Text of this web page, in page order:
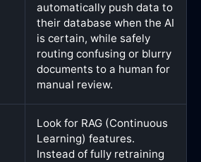
automatically push data to
their database when the AI
is certain, while safely
routing confusing or blurry
documents to a human for
manual review.
Look for RAG (Continuous
Learning) features.
Instead of fully retraining